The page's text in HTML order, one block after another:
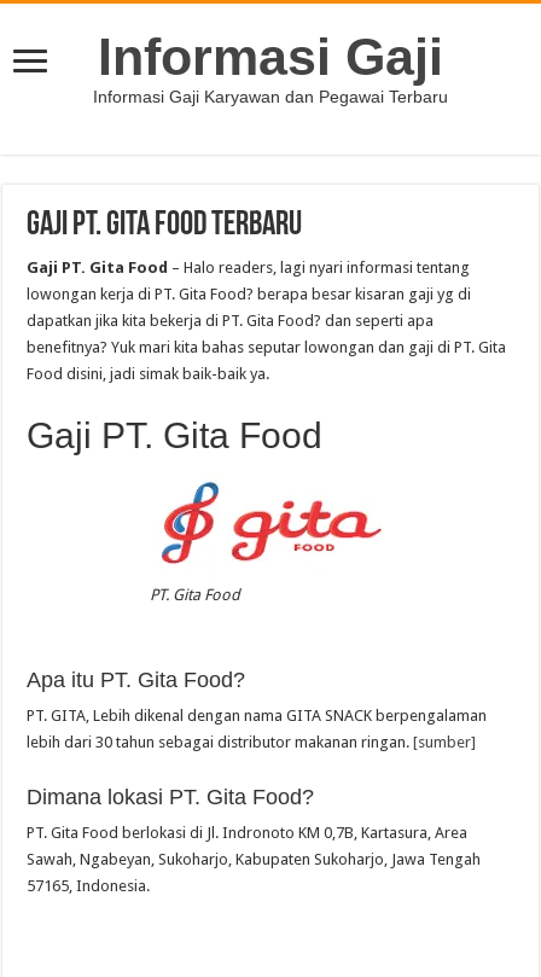
Informasi Gaji
Informasi Gaji Karyawan dan Pegawai Terbaru
Gaji PT. Gita Food Terbaru
Gaji PT. Gita Food – Halo readers, lagi nyari informasi tentang
lowongan kerja di PT. Gita Food? berapa besar kisaran gaji yg di
dapatkan jika kita bekerja di PT. Gita Food? dan seperti apa
benefitnya? Yuk mari kita bahas seputar lowongan dan gaji di PT. Gita
Food disini, jadi simak baik-baik ya.
Gaji PT. Gita Food
PT. Gita Food
Apa itu PT. Gita Food?
PT. GITA, Lebih dikenal dengan nama GITA SNACK berpengalaman
lebih dari 30 tahun sebagai distributor makanan ringan.[sumber]
Dimana lokasi PT. Gita Food?
PT. Gita Food berlokasi di Jl. Indronoto KM 0,7B, Kartasura, Area
Sawah, Ngabeyan, Sukoharjo, Kabupaten Sukoharjo, Jawa Tengah
57165, Indonesia.